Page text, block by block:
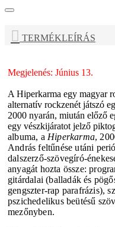
TERMÉKLEÍRÁS
Megjelenés: Június 13.
A Hiperkarma egy magyar
alternatív rockzenét játszó
2000 nyarán, miután előző
egy vészkijáratot jelző
albuma, a Hiperkarma,
András feltűnése utáni
dalszerző-szövegíró-
anyagát hozta össze:
gitárdalai (balladák és
gengszter-rap parafrázis),
pszichedelikus beütésű
mezőnyben.